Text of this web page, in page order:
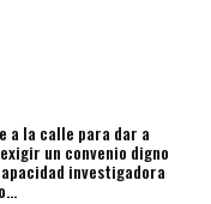
a la calle para dar a
un convenio digno
investigadora